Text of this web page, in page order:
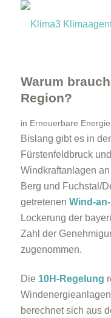
Warum
Region?
in Erneuerbare
Bislang gibt es in
Fürstenfeldbruck
Windkraftanlagen
Berg und Fuchstal/
getretenen Wind-
Lockerung der
Zahl der
zugenommen.
Die 10H-Regelung
berechnet sich aus